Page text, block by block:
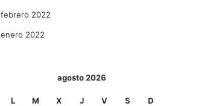
febrero 2022
enero 2022
agosto 2026
L M X J V S D